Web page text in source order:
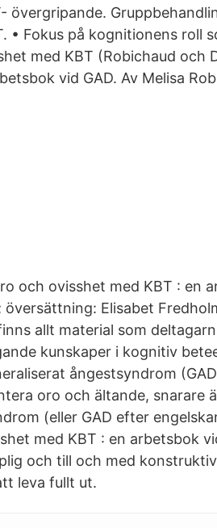
övergripande.
• Fokus på kognitionens roll
med KBT (Robichaud och
vid GAD. Av Melisa
och ovisshet med KBT : en
översättning: Elisabet
allt material som
kunskaper i kognitiv
ångestsyndrom
oro och ältande, snarare
(eller GAD efter
med KBT : en arbetsbok
och till och med
leva fullt ut.